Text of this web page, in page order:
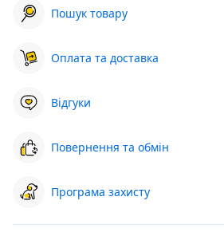
Пошук товару
Оплата та доставка
Відгуки
Повернення та обмін
Програма захисту